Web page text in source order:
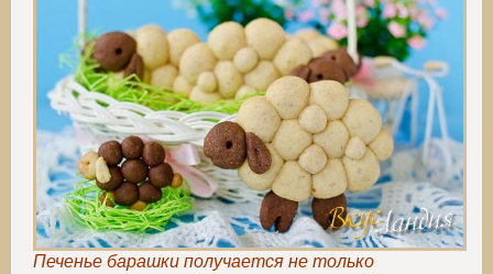
Печенье барашки получается не только